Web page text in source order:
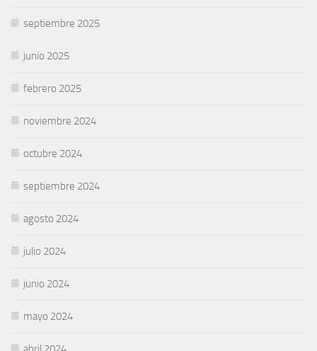
septiembre 2025
junio 2025
febrero 2025
noviembre 2024
octubre 2024
septiembre 2024
agosto 2024
julio 2024
junio 2024
mayo 2024